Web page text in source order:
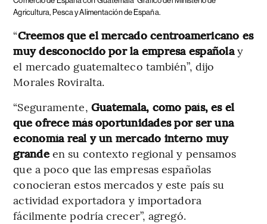
Agricultura, Pesca y Alimentación de España.
“Creemos que el mercado centroamericano es
muy desconocido por la empresa españolay
el mercado guatemalteco también”, dijo
Morales Roviralta.
“Seguramente, Guatemala, como país, es el
que ofrece más oportunidades por ser una
economía real y un mercado interno muy
grandeen su contexto regional y pensamos
que a poco que las empresas españolas
conocieran estos mercados y este país su
actividad exportadora y importadora
fácilmente podría crecer”, agregó.